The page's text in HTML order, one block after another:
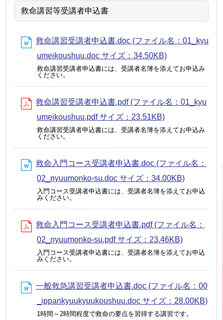
救命講習等受講者申込書
救命講習受講者申込書.doc (ファイル名：01_kyu
umeikoushuu.doc サイズ：34.50KB)
救命講習受講者申込書には、受講者名簿を添えてお申込み
ください。
救命講習受講者申込書.pdf (ファイル名：01_kyu
umeikoushuu.pdf サイズ：23.51KB)
救命講習受講者申込書には、受講者名簿を添えてお申込み
ください。
救命入門コース受講者申込書.doc (ファイル名：
02_nyuumonko-su.doc サイズ：34.00KB)
入門コース受講者申込書には、受講者名簿を添えてお申込
みください。
救命入門コース受講者申込書.pdf (ファイル名：
02_nyuumonko-su.pdf サイズ：23.46KB)
入門コース受講者申込書には、受講者名簿を添えてお申込
みください。
一般救急講習受講者申込書.doc (ファイル名：00
_ippankyuukyuukoushuu.doc サイズ：28.00KB)
1時間～2時間程度で救命の要点を習得する講習です。